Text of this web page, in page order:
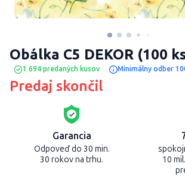
1 694 predaných kusov Minimálny odber
Obálka C5 DEKOR (100
Predaj skončil
Garancia
Odpoveď do 30 min.
30 rokov na trhu.
10